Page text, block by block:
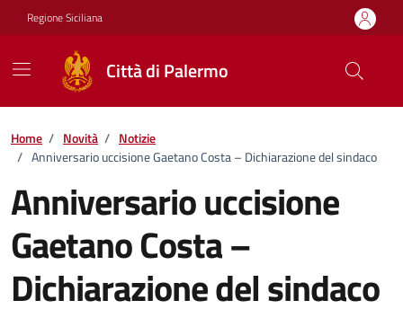
Vai ai contenuti
Vai al footer
Regione Siciliana
Città di Palermo
Home / Novità / Notizie
/ Anniversario uccisione Gaetano Costa – Dichiarazione del sindaco
Anniversario uccisione
Gaetano Costa –
Dichiarazione del sindaco